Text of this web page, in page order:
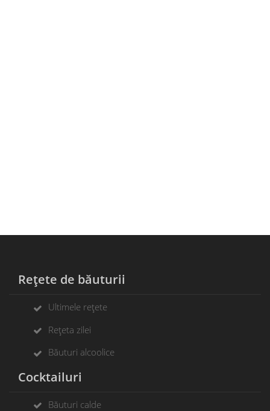
Rețete de băuturii
Ultimele rețete
Rețeta zilei
Băuturi alcoolice
Cocktailuri
Băuturi calde